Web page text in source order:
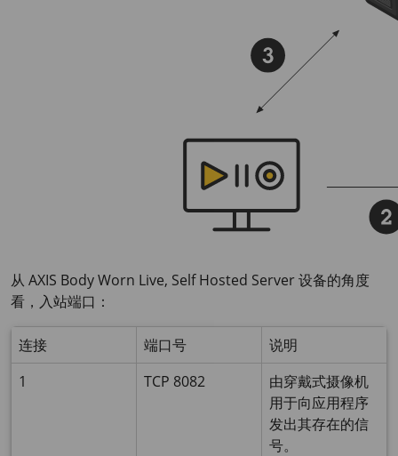
从 AXIS BodyWorn Live, Self Hosted Server 设备的角度
看，入站端口：
连接 端口号
说明
1
TCP 8082
由穿戴式摄像机
用于向应用程序
发出其存在的信
号。